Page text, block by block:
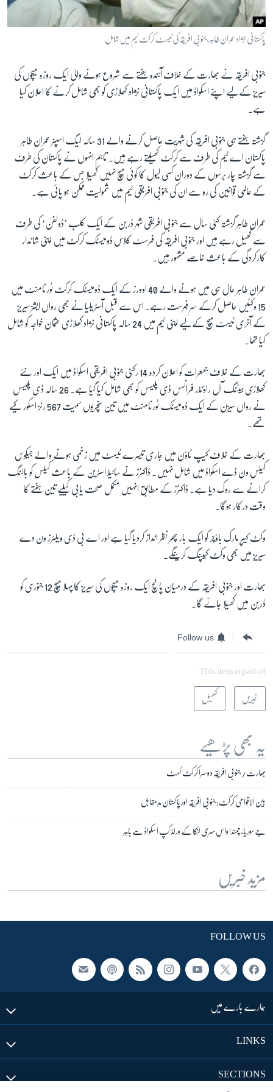
آرٹ
آزادیٔ صحافت
صحت
دلچسپ و عجیب
آڈیو
اسپیشل کوریج
اداریہ
Learning English
FOLLOW US
زبان
پاکستانی نژاد عمران طاہر، جنوبی افریقہ کی ٹیسٹ کرکٹ ٹیم میں شامل
جنوبی افریقہ نے بھارت کے خلاف آئندہ ہفتے سے شروع ہونے والی ایک روزہ میچوں کی
سیریز کےلیے اپنے اسکواڈ میں ایک پاکستانی نژاد کھلاڑی کو بھی شامل کرنے کا اعلان کیا
ہے۔
گزشتہ ہفتے ہی جنوبی افریقہ کی شہریت حاصل کرنے والے 31 سالہ لیگ اسپنر عمران طاہر
پاکستان اے ٹیم کی طرف سے کرکٹ کھیلتے رہے ہیں۔ تاہم انہوں نے پاکستان کی طرف
سے گزشتہ چار برسوں کے دوران کسی لیول کا کوئی میچ نہیں کھیلا جس کے باعث کرکٹ
کے عالمی قوانین کی رو سے ان کی جنوبی افریقی ٹیم میں شمولیت ممکن ہو پائی ہے۔
عمران طاہر گزشتہ کئی سال سے جنوبی افریقی شہر ڈربن کے ایک کلب ’ڈولفن‘ کی طرف
سے کھیل رہے ہیں اور جنوبی افریقہ کی فرسٹ کلاس ڈومیسٹک کرکٹ میں اپنی شاندار
کارکردگی کے باعث خاصے مشہور ہیں۔
عمران طاہر حال ہی میں ہونے والے 40 اوورز کے ایک ڈومیسٹک کرکٹ ٹورنامنٹ میں
15 وکٹیں حاصل کرکے سرِ فہرست رہے۔ اس سے قبل آسٹریلیا نے بھی رواں ایشز سیریز
کے آخری ٹیسٹ میچ کےلیے اپنی ٹیم میں 24 سالہ پاکستانی نژاد کھلاڑی عثمان خواجہ کو شامل
کیا تھا۔
بھارت کے خلاف جمعرات کو اعلان کردہ 14 رکنی جنوبی افریقی اسکواڈ میں ایک اور نئے
کھلاڑی بیٹنگ آل راؤنڈر فرانسس ڈی پلیسس کو بھی شامل کیا گیا ہے۔ 26 سالہ ڈی پلیسس
نے رواں سیزن کے ایک ڈومیسٹک ٹورنامنٹ میں تین سنچریوں سمیت 567 رنز اسکور کیے
تھے۔
بھارت کے خلاف کیپ ٹاؤن میں جاری تیسرے ٹیسٹ میں زخمی ہونے والے جیکوس
کیلس ون ڈے اسکواڈ میں شامل نہیں۔ ڈاکٹرز نے سائیڈ اسٹرین کے باعث کیلس کو بالنگ
کرانے سے روک دیا ہے۔ ڈاکٹرز کے مطابق انہیں مکمل صحت یابی کیلیے تین ہفتے کا
وقت درکار ہوگا۔
وکٹ کیپر مارک باؤچر کو ایک بار پھر نظر انداز کردیا گیا ہے اور اے بی ڈی ویلئرز ون دے
سیریز میں بھی وکٹ کیپنگ کرینگے۔
بھارت اور جنوبی افریقہ کے درمیان پانچ ایک روزہ میچوں کی سیریز کا پہلا میچ 12 جنوری کو
ڈربن میں کھیلا جائے گا۔
Follow us
This item is part of
خبریں کھیل
یہ بھی پڑھیے
بھارت/ جنوبی افریقہ دوسرا کرکٹ ٹسٹ
بین الاقوامی کرکٹ: جنوبی افریقہ اور پاکستان مدِمقابل
جے سوریا، چمندا واس سری لنکا کے ورلڈ کپ اسکواڈ سے باہر
مزید خبریں
FOLLOW US
ہمارے بارے میں
LINKS
SECTIONS